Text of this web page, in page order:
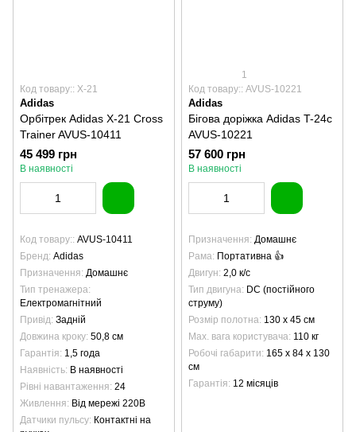
Код товару:: X-21
Adidas
Орбітрек Adidas X-21 Cross
Trainer AVUS-10411
45 499 грн
В наявності
Код товару: AVUS-10411
Бренд Adidas
Призначення Домашнє
Тип тренажера
Електромагнітний
Привід Задній
Довжина кроку 50,8 см
Гарантія 1,5 года
Наявність В наявності
Рівні навантаження 24
Живлення
Від мережі 220В
Датчики пульсу Контактні на
1
Код товару:: AVUS-10221
Adidas
Бігова доріжка Adidas T-24c
AVUS-10221
57 600 грн
В наявності
Призначення Домашнє
Рама Портативна 👍
Двигун 2,0 к/с
Тип двигуна DC (постійного
струму)
Розмір полотна 130 х 45 см
Max. вага користувача 110 кг
Робочі габарити 165 х 84 х 130
см
Гарантія 12 місяців